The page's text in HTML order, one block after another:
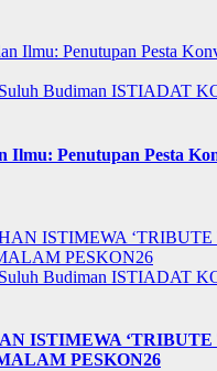
Budiman ISTIADAT
Ilmu: Penutupan Pesta
Budiman ISTIADAT
ISTIMEWA ‘TRIBUTE
PESKON26